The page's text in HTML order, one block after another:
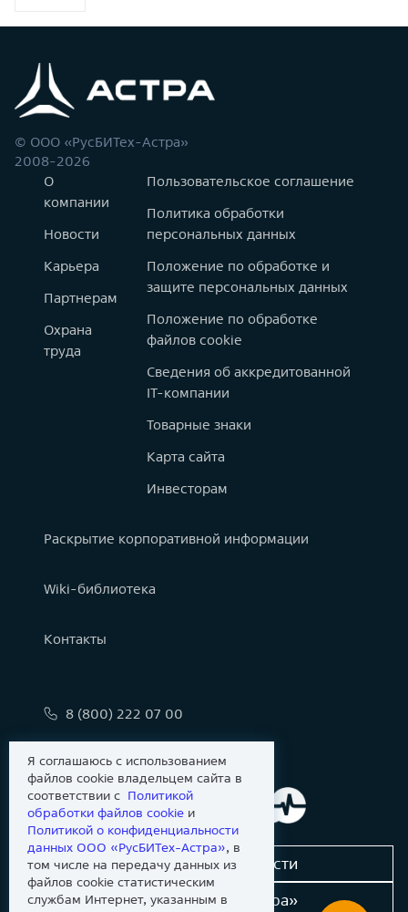
© ООО «РусБИТех-Астра»
2008-2026
О
компании
Новости
Карьера
Партнерам
Охрана
труда
Пользовательское соглашение
Политика обработки
персональных данных
Положение по обработке и
защите персональных данных
Положение по обработке
файлов cookie
Сведения об аккредитованной
IT-компании
Товарные знаки
Карта сайта
Инвесторам
Раскрытие корпоративной информации
Wiki-библиотека
Контакты
8 (800) 222 07 00
Сообщить об уязвимости
Новости «Группы Астра»
Я соглашаюсь с использованием
файлов cookie владельцем сайта в
соответствии с Политикой
обработки файлов сookie и
Политикой о конфиденциальности
данных ООО «РусБИТех-Астра», в
том числе на передачу данных из
файлов cookie статистическим
службам Интернет, указанным в